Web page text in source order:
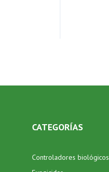
CATEGORÍAS
Controladores biológicos